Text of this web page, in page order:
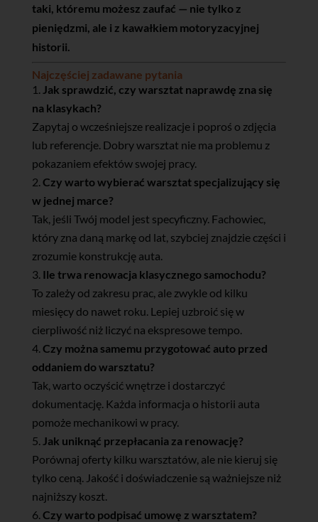
taki, któremu możesz zaufać — nie tylko z
pieniędzmi, ale i z kawałkiem motoryzacyjnej
historii.
Najczęściej zadawane pytania
Jak sprawdzić, czy warsztat naprawdę zna się
na klasykach?
Zapytaj o wcześniejsze realizacje i poproś o zdjęcia
lub referencje. Dobry warsztat nie ma problemu z
pokazaniem efektów swojej pracy.
Czy warto wybierać warsztat specjalizujący się
w jednej marce?
Tak, jeśli Twój model jest specyficzny. Fachowiec,
który zna daną markę od lat, szybciej znajdzie części i
zrozumie konstrukcję auta.
Ile trwa renowacja klasycznego samochodu?
To zależy od zakresu prac, ale zwykle od kilku
miesięcy do nawet roku. Lepiej uzbroić się w
cierpliwość niż liczyć na ekspresowe tempo.
Czy można samemu przygotować auto przed
oddaniem do warsztatu?
Tak, warto oczyścić wnętrze i dostarczyć
dokumentację. Każda informacja o historii auta
pomoże mechanikowi w pracy.
Jak uniknąć przepłacania za renowację?
Porównaj oferty kilku warsztatów, ale nie kieruj się
tylko ceną. Jakość i doświadczenie są ważniejsze niż
najniższy koszt.
Czy warto podpisać umowę z warsztatem?